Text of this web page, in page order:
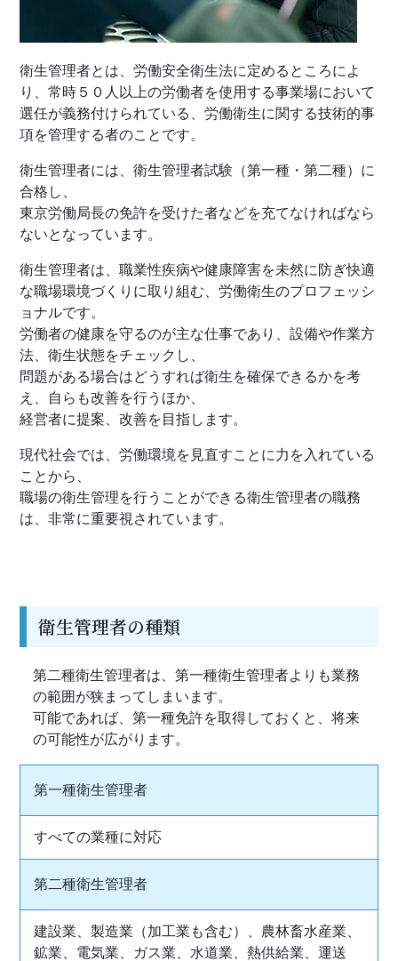
衛生管理者とは、労働安全衛生法に定めるところによ
り、常時５０人以上の労働者を使用する事業場において
選任が義務付けられている、労働衛生に関する技術的事
項を管理する者のことです。
衛生管理者には、衛生管理者試験（第一種・第二種）に
合格し、
東京労働局長の免許を受けた者などを充てなければなら
ないとなっています。
衛生管理者は、職業性疾病や健康障害を未然に防ぎ快適
な職場環境づくりに取り組む、労働衛生のプロフェッシ
ョナルです。
労働者の健康を守るのが主な仕事であり、設備や作業方
法、衛生状態をチェックし、
問題がある場合はどうすれば衛生を確保できるかを考
え、自らも改善を行うほか、
経営者に提案、改善を目指します。
現代社会では、労働環境を見直すことに力を入れている
ことから、
​​​​​​​職場の衛生管理を行うことができる衛生管理者の職務
は、非常に重要視されています。
衛生管理者の種類
第二種衛生管理者は、第一種衛生管理者よりも業務
の範囲が狭まってしまいます。
可能であれば、第一種免許を取得しておくと、将来
の可能性が広がります。
第一種衛生管理者
すべての業種に対応
第二種衛生管理者
建設業、製造業（加工業も含む）、農林畜水産業、
鉱業、電気業、ガス業、水道業、熱供給業、運送